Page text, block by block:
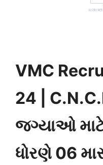
VMC
24 |
જગ્યાઓ માટે
ધોરણે 06